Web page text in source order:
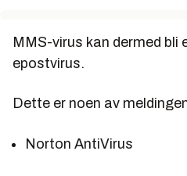
MMS-virus kan dermed bli
epostvirus.
Dette er noen av
Norton AntiVirus